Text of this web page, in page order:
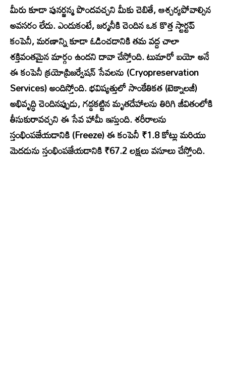
మీరు కూడా పునర్జన్మ పొందవచ్చని మీకు చెబితే, ఆశ్చర్యపోవాల్సిన
అవసరం లేదు. ఎందుకంటే, జర్మనీకి చెందిన ఒక కొత్త స్టార్టప్
కంపెనీ, మరణాన్ని కూడా ఓడించడానికి తమ వద్ద చాలా
శక్తివంతమైన మార్గం ఉందని దావా చేస్తోంది. టుమారో బయో అనే
ఈ కంపెనీ క్రయోప్రిజర్వేషన్ సేవలను (Cryopreservation
Services) అందిస్తోంది. భవిష్యత్తులో సాంకేతికత (టెక్నాలజీ)
అభివృద్ధి చెందినప్పుడు, గడ్డకట్టిన మృతదేహాలను తిరిగి జీవితంలోకి
తీసుకురావచ్చని ఈ సేవ హామీ ఇస్తుంది. శరీరాలను
స్తంభింపజేయడానికి (Freeze) ఈ కంపెనీ ₹1.8 కోట్లు మరియు
మెదడును స్తంభింపజేయడానికి ₹67.2 లక్షలు వసూలు చేస్తోంది.